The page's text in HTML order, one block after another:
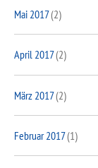
Mai 2017(2)
April 2017(2)
März 2017(2)
Februar 2017(1)